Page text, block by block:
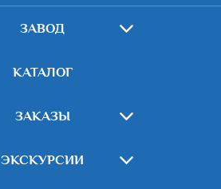
ЗАВОД
КАТАЛОГ
ЗАКАЗЫ
ЭКСКУРСИИ